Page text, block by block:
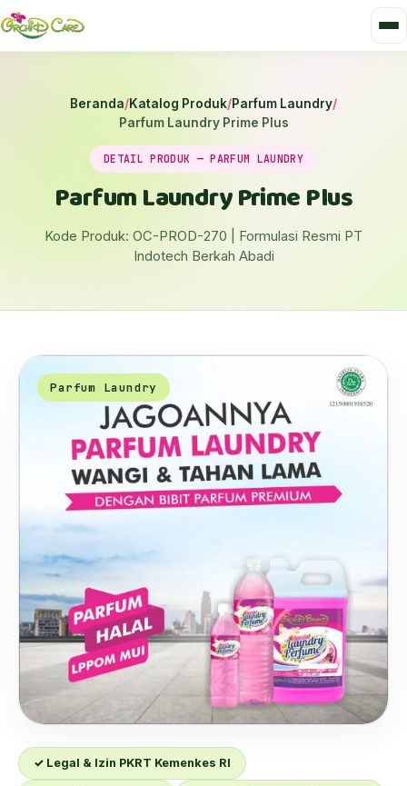
Beranda/Katalog Produk/Parfum Laundry/
Parfum Laundry Prime Plus
DETAIL PRODUK — PARFUM LAUNDRY
Parfum Laundry Prime Plus
Kode Produk: OC-PROD-270 | Formulasi Resmi PT
Indotech Berkah Abadi
Parfum Laundry
✓ Legal & Izin PKRT Kemenkes RI